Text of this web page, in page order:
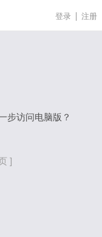
登录 注册
步访问电脑版？
]